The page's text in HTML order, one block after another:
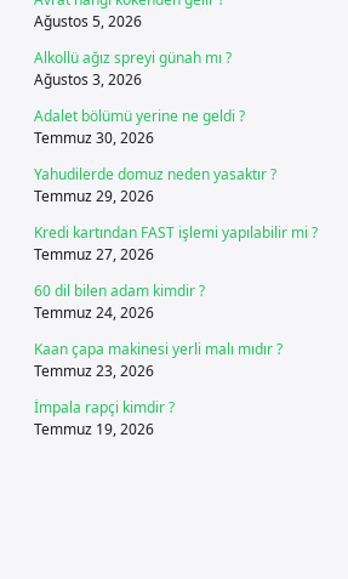
Ağustos 5, 2026
Alkollü ağız spreyi günah mı ?
Ağustos 3, 2026
Adalet bölümü yerine ne geldi ?
Temmuz 30, 2026
Yahudilerde domuz neden yasaktır ?
Temmuz 29, 2026
Kredi kartından FAST işlemi yapılabilir mi ?
Temmuz 27, 2026
60 dil bilen adam kimdir ?
Temmuz 24, 2026
Kaan çapa makinesi yerli malı mıdır ?
Temmuz 23, 2026
İmpala rapçi kimdir ?
Temmuz 19, 2026